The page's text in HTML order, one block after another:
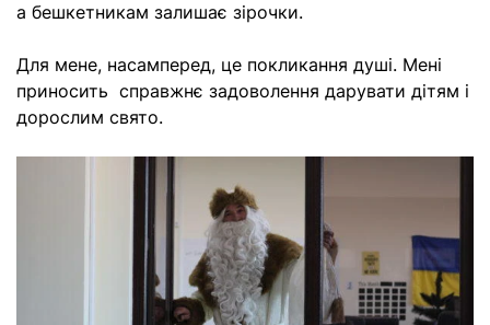
а бешкетникам залишає зірочки.
Для мене, насамперед, це покликання душі. Мені
приносить справжнє задоволення дарувати дітям і
дорослим свято.